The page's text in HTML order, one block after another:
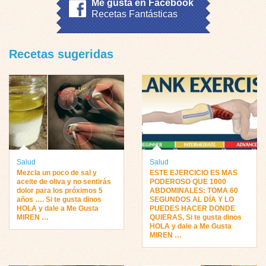
Me gusta en Facebook
Recetas Fantásticas
Recetas sugeridas
Salud
Mezcla un poco de sal y
aceite de oliva y no sentirás
dolor para los próximos 5
años …. Si te gusta dinos
HOLA y dale a Me Gusta
MIREN …
Salud
ESTE EJERCICIO ES MAS
PODEROSO QUE 1000
ABDOMINALES: TOMA 60
SEGUNDOS AL DÍA Y LO
PUEDES HACER DONDE
QUIERAS, Si te gusta dinos
HOLA y dale a Me Gusta
MIREN …